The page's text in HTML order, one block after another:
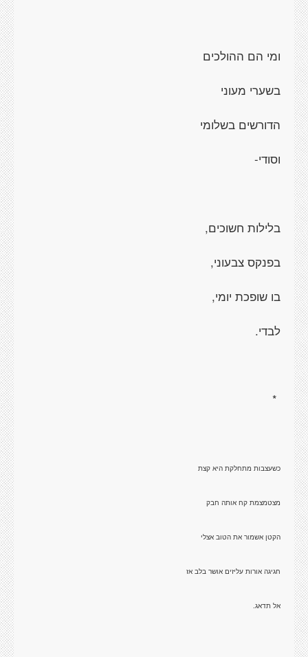
ומי הם ההולכים
בשערי מעוני
הדורשים בשלומי
וסודי-
בלילות חשוכים,
בפנקס צבעוני,
בו שופכת יומי,
לבדי.
*
כשעצבות מתחלקת היא קצת
מצטמצמת קח אותה חבק
הקטן אשמור את הטוב אצלי
חגיגה אורות עליזים אושר בלב אז
אל תדאג.